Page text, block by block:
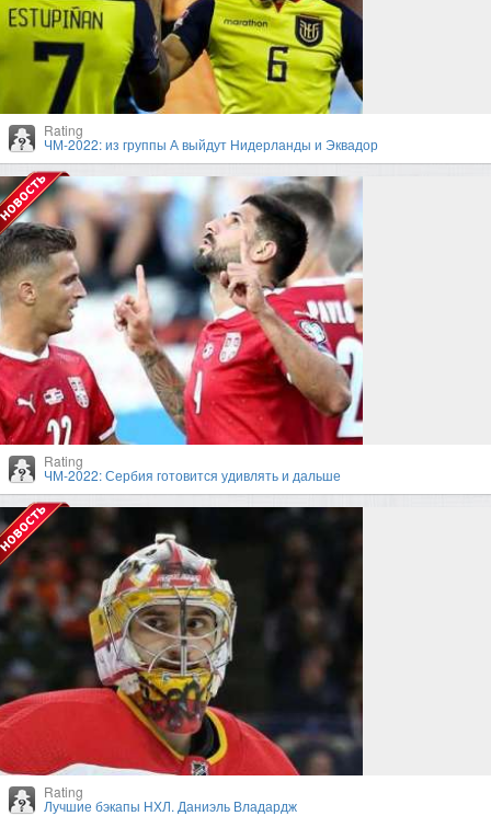
Rating
ЧМ-2022: из группы А выйдут Нидерланды и Эквадор
Rating
ЧМ-2022: Сербия готовится удивлять и дальше
Rating
Лучшие бэкапы НХЛ. Даниэль Владардж